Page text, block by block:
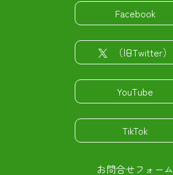
Facebook
（旧Twitter）
YouTube
TikTok
お問合せフォーム